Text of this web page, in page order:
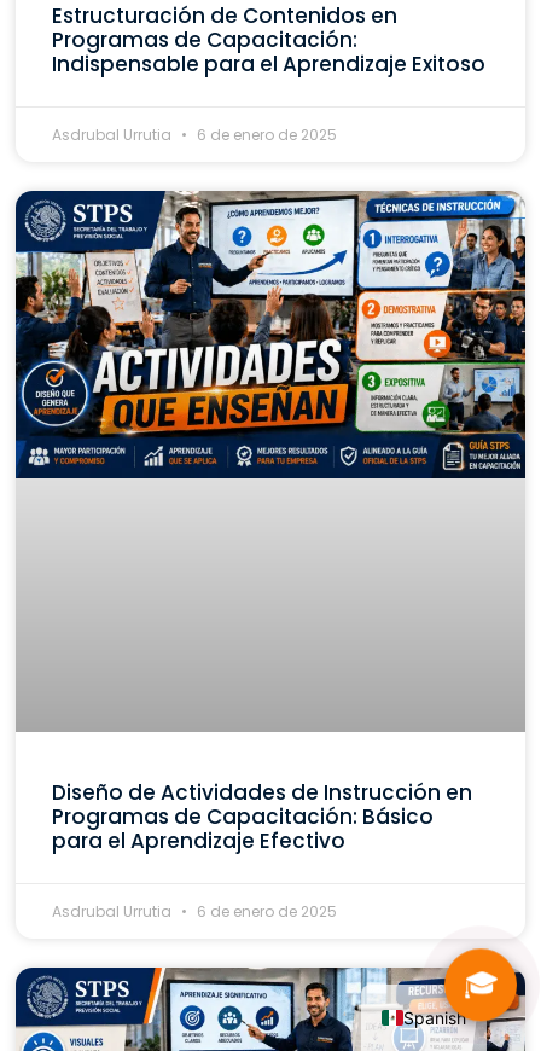
Estructuración de Contenidos en
Programas de Capacitación:
Indispensable para el Aprendizaje Exitoso
Asdrubal Urrutia 6 de enero de 2025
Diseño de Actividades de Instrucción en
Programas de Capacitación: Básico
para el Aprendizaje Efectivo
Asdrubal Urrutia 6 de enero de 2025
🎓
Spanish